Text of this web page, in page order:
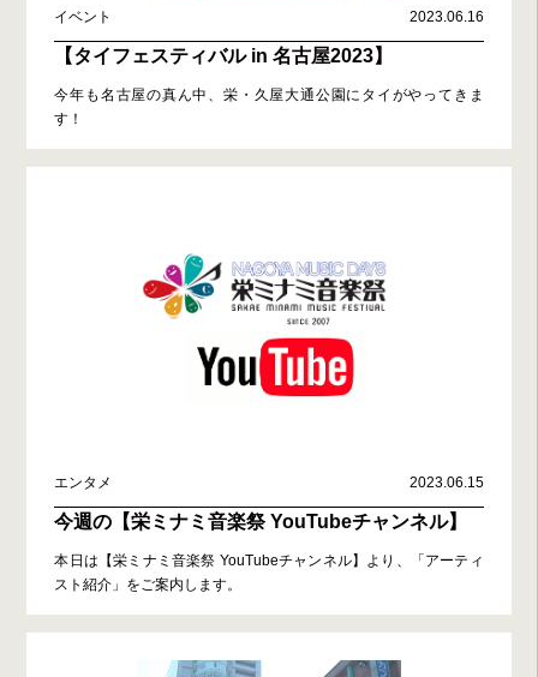
イベント 2023.06.16
【タイフェスティバル in 名古屋2023】
今年も名古屋の真ん中、栄・久屋大通公園にタイがやってきま
す！
エンタメ 2023.06.15
今週の【栄ミナミ音楽祭 YouTubeチャンネル】
本日は【栄ミナミ音楽祭 YouTubeチャンネル】より、「アーティ
スト紹介」をご案内します。